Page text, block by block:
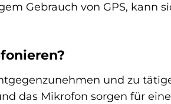
Gebrauch von GPS, kann
und zu
das Mikrofon sorgen für